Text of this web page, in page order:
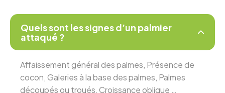
Quels sont les signes d’un palmier
attaqué ?
Affaissement général des palmes, Présence de
cocon, Galeries à la base des palmes, Palmes
découpés ou troués, Croissance oblique …